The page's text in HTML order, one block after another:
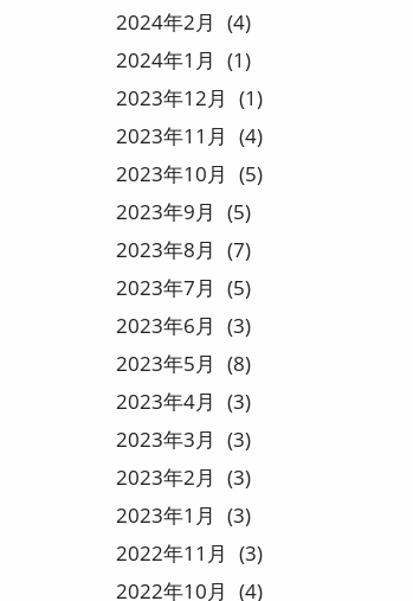
2024
2
4
2024
1
1
2023
12
1
2023
11
4
2023
10
5
2023
9
5
2023
8
7
2023
7
5
2023
6
3
2023
5
8
2023
4
3
2023
3
3
2023
2
3
2023
1
3
2022
11
3
2022
10
4